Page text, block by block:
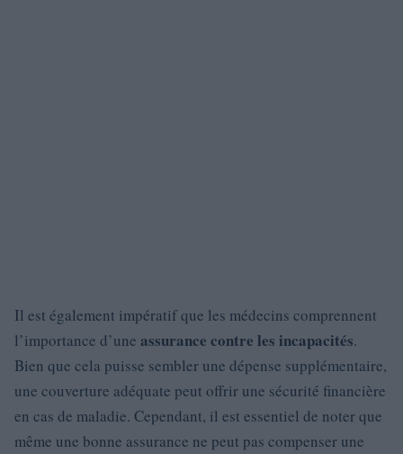
Il est également impératif que les médecins comprennent
l’importance d’une assurance contre les incapacités.
Bien que cela puisse sembler une dépense supplémentaire,
une couverture adéquate peut offrir une sécurité financière
en cas de maladie. Cependant, il est essentiel de noter que
même une bonne assurance ne peut pas compenser une